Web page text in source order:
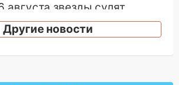
августа звезды сулят
— испытания на
Другие новости